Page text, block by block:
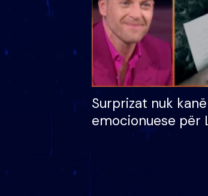
Surprizat nuk
emocionuese për
nëna dhe fëmijët